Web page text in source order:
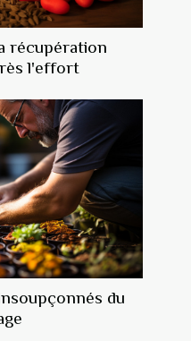
récupération
l'effort
du